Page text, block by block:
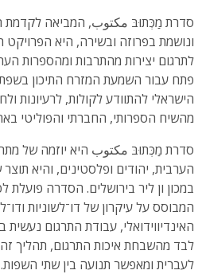
סדרת מַכְּתוּבּ مكتوب, המביאה לקדמת
ונושמת בפרוזה ובשירה, היא
לתרגום יצירות מהתרבות ומהספרות
פתח עבור השמעת המזרח התיכון
הישראלי להתוודע לקולות, לרעיונות
מהשיח הספרותי, החברתי והפוליטי
סדרת מַכְּתוּבּ مكتوب היא יוזמה של
הערבית, יהודים ופלסטינים, והיא
במכון ון ליר בירושלים. הסדרה פועלת
המבוסס על עיקרון של דו־לשוניות
האינדיווידואלי, עבודת התרגום נעשית
לבד מהשבחת איכות התרגום, תהליך זה
לעברית ומאפשר תנועה בין שתי השפות.